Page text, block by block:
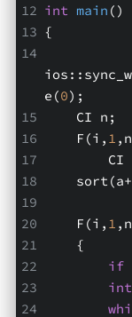
int main ()
{
e(0);
    CI n;
    F(i,
1
    sort(a+
    F(i,
1
    {
if
int